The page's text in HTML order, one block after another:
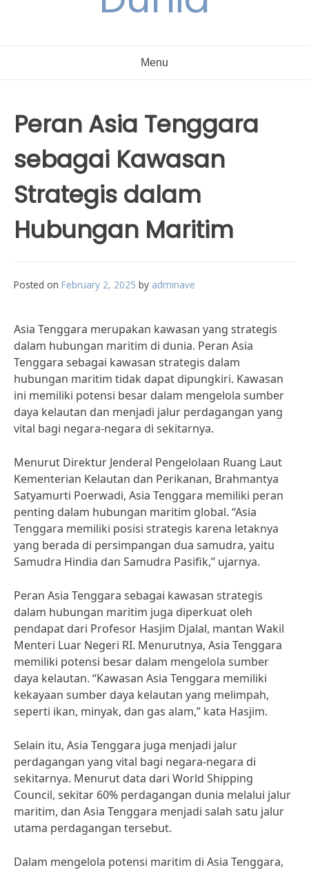
Menu
Peran Asia Tenggara
sebagai Kawasan
Strategis dalam
Hubungan Maritim
Posted on February 2, 2025 by adminave
Asia Tenggara merupakan kawasan yang strategis
dalam hubungan maritim di dunia. Peran Asia
Tenggara sebagai kawasan strategis dalam
hubungan maritim tidak dapat dipungkiri. Kawasan
ini memiliki potensi besar dalam mengelola sumber
daya kelautan dan menjadi jalur perdagangan yang
vital bagi negara-negara di sekitarnya.
Menurut Direktur Jenderal Pengelolaan Ruang Laut
Kementerian Kelautan dan Perikanan, Brahmantya
Satyamurti Poerwadi, Asia Tenggara memiliki peran
penting dalam hubungan maritim global. “Asia
Tenggara memiliki posisi strategis karena letaknya
yang berada di persimpangan dua samudra, yaitu
Samudra Hindia dan Samudra Pasifik,” ujarnya.
Peran Asia Tenggara sebagai kawasan strategis
dalam hubungan maritim juga diperkuat oleh
pendapat dari Profesor Hasjim Djalal, mantan Wakil
Menteri Luar Negeri RI. Menurutnya, Asia Tenggara
memiliki potensi besar dalam mengelola sumber
daya kelautan. “Kawasan Asia Tenggara memiliki
kekayaan sumber daya kelautan yang melimpah,
seperti ikan, minyak, dan gas alam,” kata Hasjim.
Selain itu, Asia Tenggara juga menjadi jalur
perdagangan yang vital bagi negara-negara di
sekitarnya. Menurut data dari World Shipping
Council, sekitar 60% perdagangan dunia melalui jalur
maritim, dan Asia Tenggara menjadi salah satu jalur
utama perdagangan tersebut.
Dalam mengelola potensi maritim di Asia Tenggara,